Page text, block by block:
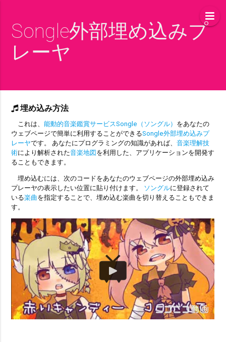
Songle外部埋め込みプ
レーヤ
埋め込み方法
これは、能動的音楽鑑賞サービスSongle（ソングル） をあなたの
ウェブページで簡単に利用することができるSongle外部埋め込みプ
レーヤです。 あなたにプログラミングの知識があれば、音楽理解技
術により解析された音楽地図を利用した、アプリケーションを開発す
ることもできます。
埋め込むには、次のコードをあなたのウェブページの外部埋め込み
プレーヤの表示したい位置に貼り付けます。 ソングルに登録されて
いる楽曲を指定することで、埋め込む楽曲を切り替えることもできま
す。